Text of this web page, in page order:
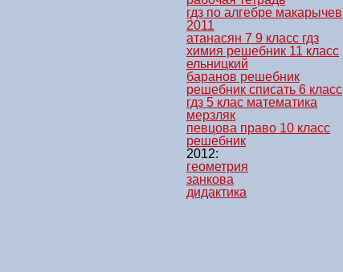
гдз по алгебре макарычев
2011
атанасян 7 9 класс гдз
химия решебник 11 класс
ельницкий
баранов решебник
решебник списать 6 класс
гдз 5 клас математика
мерзляк
певцова право 10 класс
решебник
2012:
геометрия
занкова
дидактика